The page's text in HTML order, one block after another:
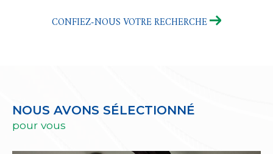
CONFIEZ-NOUS VOTRE RECHERCHE
NOUS AVONS SÉLECTIONNÉ
pour vous